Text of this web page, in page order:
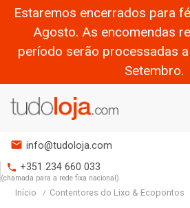
Estaremos encerrados para
Agosto. As encomendas
período serão processadas
Setembro.
mail info@tudoloja.com
phone +351 234 660 033
(chamada para a rede fixa nacional)
Início Contentores do Lixo & Ecopontos